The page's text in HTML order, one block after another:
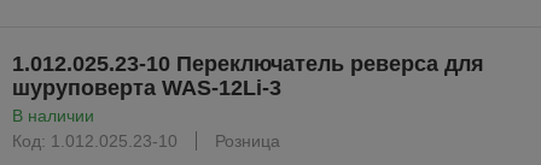
1.012.025.23-10 Переключатель реверса для
шуруповерта WAS-12Li-3
В наличии
Код: 1.012.025.23-10
Розница